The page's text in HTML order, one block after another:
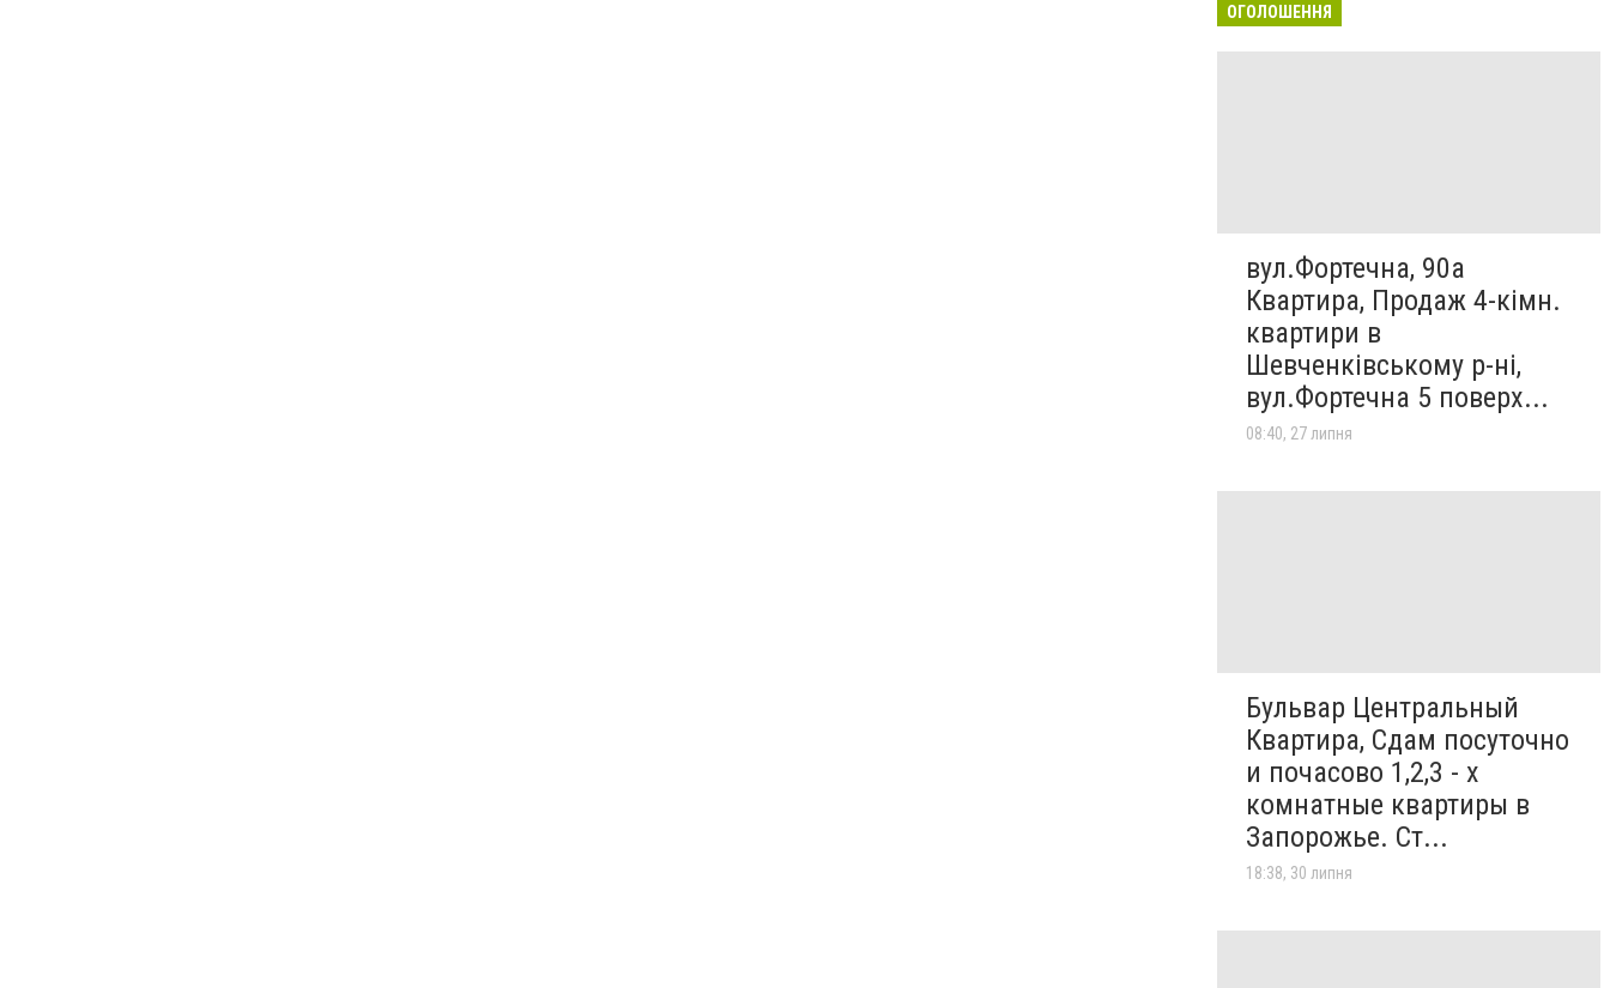
ОГОЛОШЕННЯ
вул.Фортечна, 90а
Квартира, Продаж 4-кімн.
квартири в
Шевченківському р-ні,
вул.Фортечна 5 поверх...
08:40, 27 липня
Бульвар Центральный
Квартира, Сдам посуточно
и почасово 1,2,3 - х
комнатные квартиры в
Запорожье. Ст...
18:38, 30 липня